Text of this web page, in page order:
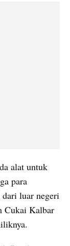
alat untuk
para
dari luar negeri
Cukai Kalbar